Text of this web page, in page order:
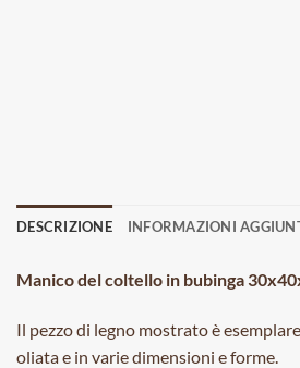
DESCRIZIONE INFORMAZIONI
Manico del coltello in bubinga
Il pezzo di legno mostrato è
oliata e in varie dimensioni e forme.